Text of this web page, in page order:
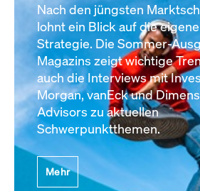
Nach den jüngsten
lohnt ein Blick auf die
Strategie. Die Sommer-
Magazins zeigt wichtige
auch die Interviews mit
Morgan, vanEck und
Advisors zu aktuellen
Schwerpunktthemen.
Mehr